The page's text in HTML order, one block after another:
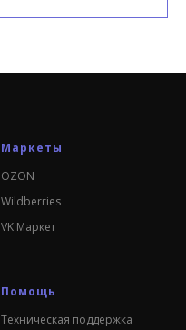
Маркеты
OZON
Wildberries
VK Маркет
Помощь
Техническая поддержка